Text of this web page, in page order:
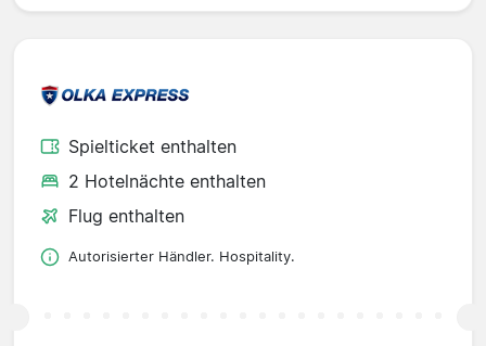
Spielticket enthalten
2 Hotelnächte enthalten
Flug enthalten
Autorisierter Händler. Hospitality.